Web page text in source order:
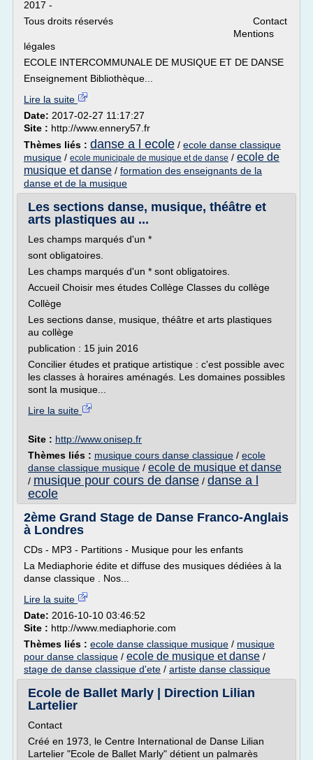
2017 -
Tous droits réservés Contact
Mentions
légales
ECOLE INTERCOMMUNALE DE MUSIQUE ET DE DANSE
Enseignement Bibliothèque...
Lire la suite
Date: 2017-02-27 11:17:27
Site : http://www.ennery57.fr
Thèmes liés : danse a l ecole / ecole danse classique
musique / ecole municipale de musique et de danse / ecole de
musique et danse / formation des enseignants de la
danse et de la musique
Les sections danse, musique, théâtre et
arts plastiques au ...
Les champs marqués d'un *
sont obligatoires.
Les champs marqués d'un * sont obligatoires.
Accueil Choisir mes études Collège Classes du collège
Collège
Les sections danse, musique, théâtre et arts plastiques
au collège
publication : 15 juin 2016
Concilier études et pratique artistique : c'est possible avec
les classes à horaires aménagés. Les domaines possibles
sont la musique...
Lire la suite
Site : http://www.onisep.fr
Thèmes liés : musique cours danse classique / ecole
danse classique musique / ecole de musique et danse
/ musique pour cours de danse / danse a l
ecole
2ème Grand Stage de Danse Franco-Anglais
à Londres
CDs - MP3 - Partitions - Musique pour les enfants
La Mediaphorie édite et diffuse des musiques dédiées à la
danse classique . Nos...
Lire la suite
Date: 2016-10-10 03:46:52
Site : http://www.mediaphorie.com
Thèmes liés : ecole danse classique musique / musique
pour danse classique / ecole de musique et danse /
stage de danse classique d'ete / artiste danse classique
Ecole de Ballet Marly | Direction Lilian
Lartelier
Contact
Créé en 1973, le Centre International de Danse Lilian
Lartelier "Ecole de Ballet Marly" détient un palmarès